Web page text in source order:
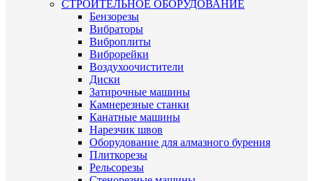
СТРОИТЕЛЬНОЕ ОБОРУДОВАНИЕ
Бензорезы
Вибраторы
Виброплиты
Виброрейки
Воздухоочистители
Диски
Затирочные машины
Камнерезные станки
Канатные машины
Нарезчик швов
Оборудование для алмазного бурения
Плиткорезы
Рельсорезы